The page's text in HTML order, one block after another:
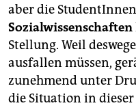
aber die
Sozialwissenschaften
Stellung. Weil
ausfallen müssen,
zunehmend unter
die Situation in dieser